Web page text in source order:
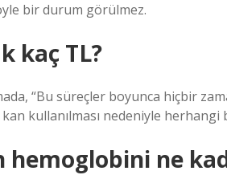
bir durum görülmez.
kaç TL?
“Bu süreçler boyunca hiçbir
kullanılması nedeniyle herhangi
hemoglobini ne